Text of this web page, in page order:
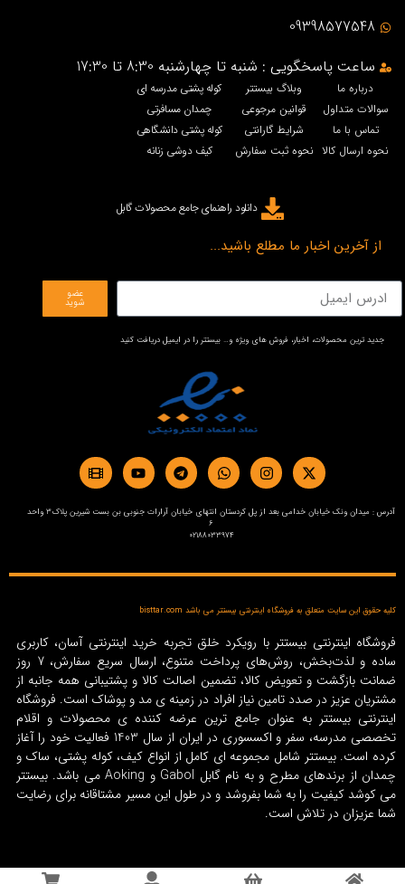
09398577548
ساعت پاسخگویی : شنبه تا چهارشنبه 8:30 تا 17:30
درباره ما
سوالات متداول
تماس با ما
نحوه ارسال کالا
وبلاگ بیستتر
قوانین مرجوعی
شرایط گارانتی
نحوه ثبت سفارش
کوله پشتی مدرسه ای
چمدان مسافرتی
کوله پشتی دانشگاهی
کیف دوشی زنانه
دانلود راهنمای جامع محصولات گابل
از آخرین اخبار ما مطلع باشید...
عضو
شوید
جدید ترین محصولات، اخبار، فروش های ویژه و… بیستتر را در ایمیل دریافت کنید
آدرس : میدان ونک خیابان خدامی بعد از پل کردستان انتهای خیابان آرارات جنوبی بن بست شیرین پلاک3 واحد
6
02188033974
کلیه حقوق این سایت متعلق به فروشگاه اینترنتی بیستتر می باشد bisttar.com
فروشگاه اینترنتی بیستتر با رویکرد خلق تجربه خرید اینترنتی آسان، کاربری
ساده و لذت‌بخش، روش‌های پرداخت متنوع، ارسال سریع سفارش، 7 روز
ضمانت بازگشت و تعویض کالا، تضمین اصالت کالا و پشتیبانی همه جانبه از
مشتریان عزیز در صدد تامین نیاز افراد در زمینه‌ ی مد و پوشاک است. فروشگاه
اینترنتی بیستتر به عنوان جامع ترین عرضه کننده ی محصولات و اقلام
تخصصی مدرسه، سفر و اکسسوری در ایران از سال 1403 فعالیت خود را آغاز
کرده است. بیستتر شامل مجموعه ای کامل از انواع کیف، کوله پشتی، ساک و
چمدان از برندهای مطرح و به نام گابل Gabol و Aoking می باشد. بیستتر
می کوشد کیفیت را به شما بفروشد و در طول این مسیر مشتاقانه برای رضایت
شما عزیزان در تلاش است.